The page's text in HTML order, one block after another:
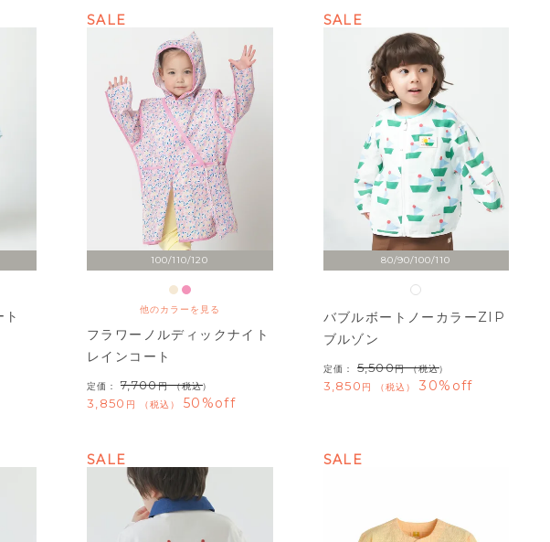
100/110/120
他のカラーを見る
SALE
フラワーノルディックナイト
レインコート
定価： 7,700 （税込）
3,850 税込 50%off
80/90/100/110
SALE
バブルボートノーカラーZIP
ブルゾン
定価： 5,500 （税込）
3,850 税込 30%off
SALE SALE